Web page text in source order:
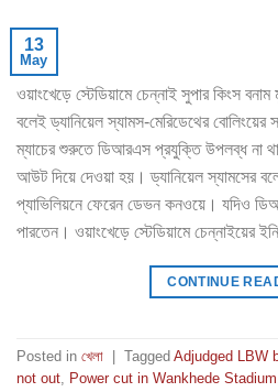
13
May
ওয়াংখেড়ে স্টেডিয়ামে চেন্নাই সুপার কিংস
বলেই ড্যানিয়েল স্যামস-মেরিডেথের
ম্যাচের শুরুতে ডিআরএস প্রযুক্তি উপলব্ধ না
আউট দিয়ে দেওয়া হয়। ড্যানিয়েল স্যামসের
প্যাভিলিয়নে ফেরেন ডেভন কনওয়ে। যদিও
পারতেন। ওয়াংখেড়ে স্টেডিয়ামে চেন্নাইয়ের
CONTINUE
Posted in খেলা Tagged Adjudged LBW
not out
Power cut in Wankhede Stadium